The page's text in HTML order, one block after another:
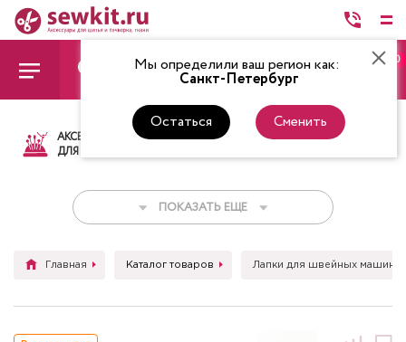
Мы определили ваш регион как:
Санкт-Петербург
Остаться Сменить
0
АКСЕССУАРЫ
ДЛЯ ШИТЬЯ
ТКАНИ НИТКИ
ПОКАЗАТЬ ЕЩЕ
Главная Каталог товаров Лапки для швейных машин